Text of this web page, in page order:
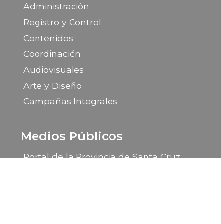
Administración
Registro y Control
Contenidos
Coordinación
Audiovisuales
Arte y Diseño
Campañas Integrales
Medios Públicos
Portal de la Provincia de Santa Cruz